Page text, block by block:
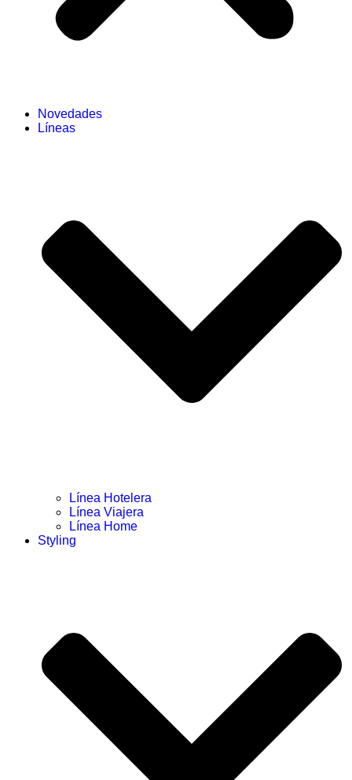
Novedades
Líneas
Línea Hotelera
Línea Viajera
Línea Home
Styling